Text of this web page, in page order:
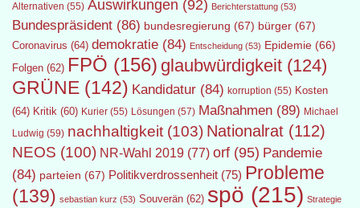
Alternativen (55) Auswirkungen (92) Berichterstattung (53)
Bundespräsident (86) bundesregierung (67) bürger (67)
Coronavirus (64) demokratie (84) Entscheidung (53) Epidemie (66)
Folgen (62) FPÖ (156) glaubwürdigkeit (124)
GRÜNE (142) Kandidatur (84) korruption (55) Kosten
(64) Kritik (60) Kurier (55) Lösungen (57) Maßnahmen (89) Michael
Ludwig (59) nachhaltigkeit (103) Nationalrat (112)
NEOS (100) NR-Wahl 2019 (77) orf (95) Pandemie
(84) parteien (67) Politikverdrossenheit (75) Probleme
(139) sebastian kurz (53) Souverän (62) spö (215) Strategie